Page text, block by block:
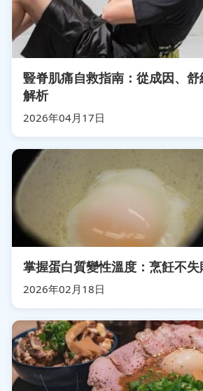
豎脊肌痛自救指南：從成因、
解析
2026年04月17日
掌握蛋白質變性溫度：烹飪不
2026年02月18日